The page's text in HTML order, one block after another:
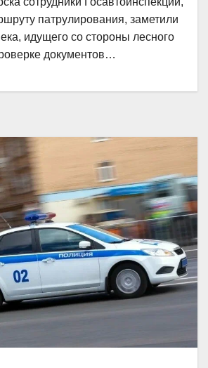
патрулирования, заметили
идущего со стороны лесного
документов…